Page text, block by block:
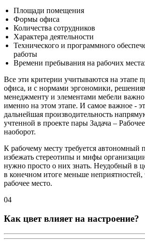
Площади помещения
Формы офиса
Количества сотрудников
Характера деятельности
Технического и программного
работы
Времени пребывания на рабочих
Все эти критерии учитываются на этапе
офиса, и с нормами эргономики,
менеджменту и элементами мебели важно
именно на этом этапе. И самое важное -
дальнейшая производительность
учтенной в проекте пары Задача –
наоборот.
К рабочему месту требуется автономный
избежать стереотипы и мифы
нужно просто о них знать. Неудобный в
в конечном итоге меньше неприятностей,
рабочее место.
04
Как цвет влияет на настроение?